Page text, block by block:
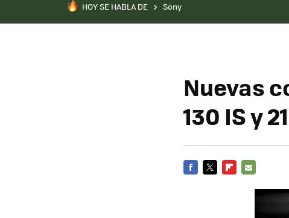
HOY SE HABLA DE Sony
Nuevas
130 IS y